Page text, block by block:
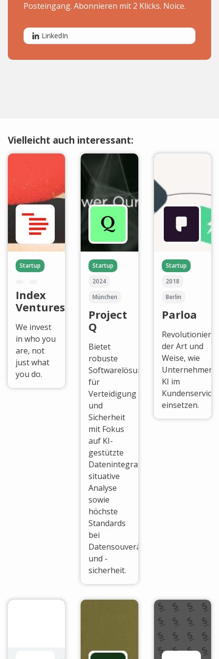
Posteingang. Abonnieren mit 2 Klicks. Noice.
LinkedIn
Vielleicht auch interessant:
Startup
Index
Ventures
We invest
in who you
are, not
just what
you do.
Startup
2024
München
Project
Q
Bietet
robuste
Softwarelösungen
für
Verteidigung
und
Sicherheit
mit Fokus
auf KI-
gestützte
Datenintegration,
situative
Analyse
sowie
höchste
Standards
bei
Datensouveränität
und -
sicherheit.
Startup
2018
Berlin
Parloa
der Art und
Weise, wie
Unternehmen
KI im
Kundenservice
einsetzen.